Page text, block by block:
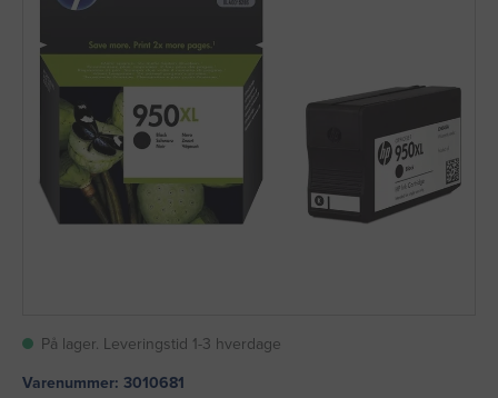
På lager. Leveringstid 1-3 hverdage
Varenummer: 3010681